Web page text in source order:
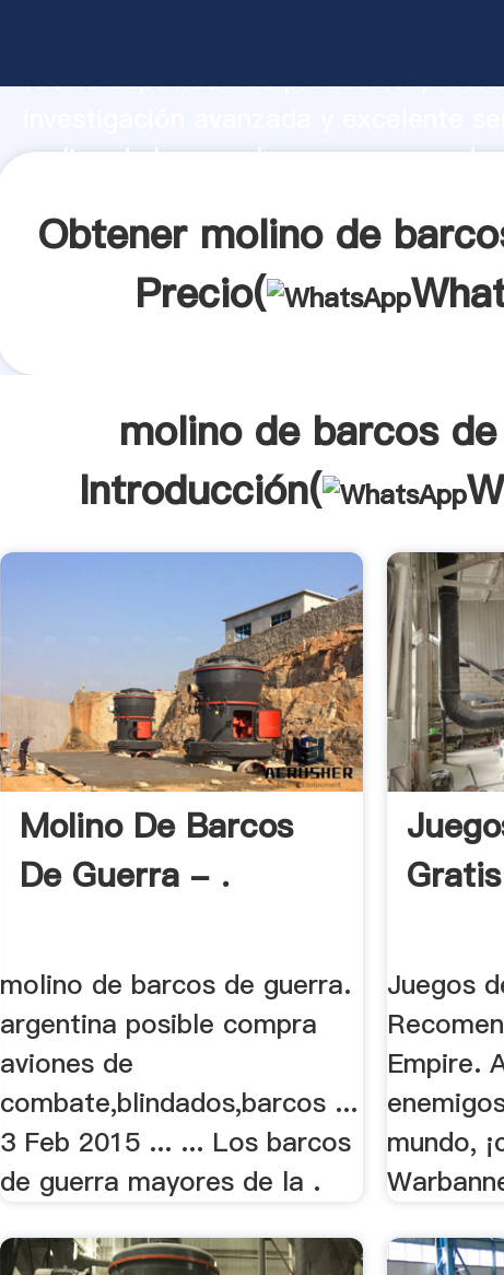
fuerte capacidad de producción,
molino de barcos de guerra
Obtener molino de
Precio(
molino de barcos
Introducción(
Molino De Barcos
De Guerra - .
molino de barcos de guerra.
argentina posible compra
aviones de
combate,blindados,barcos ...
3 Feb 2015 ... ... Los barcos
de guerra mayores de la .
Juegos
Empire.
mundo,